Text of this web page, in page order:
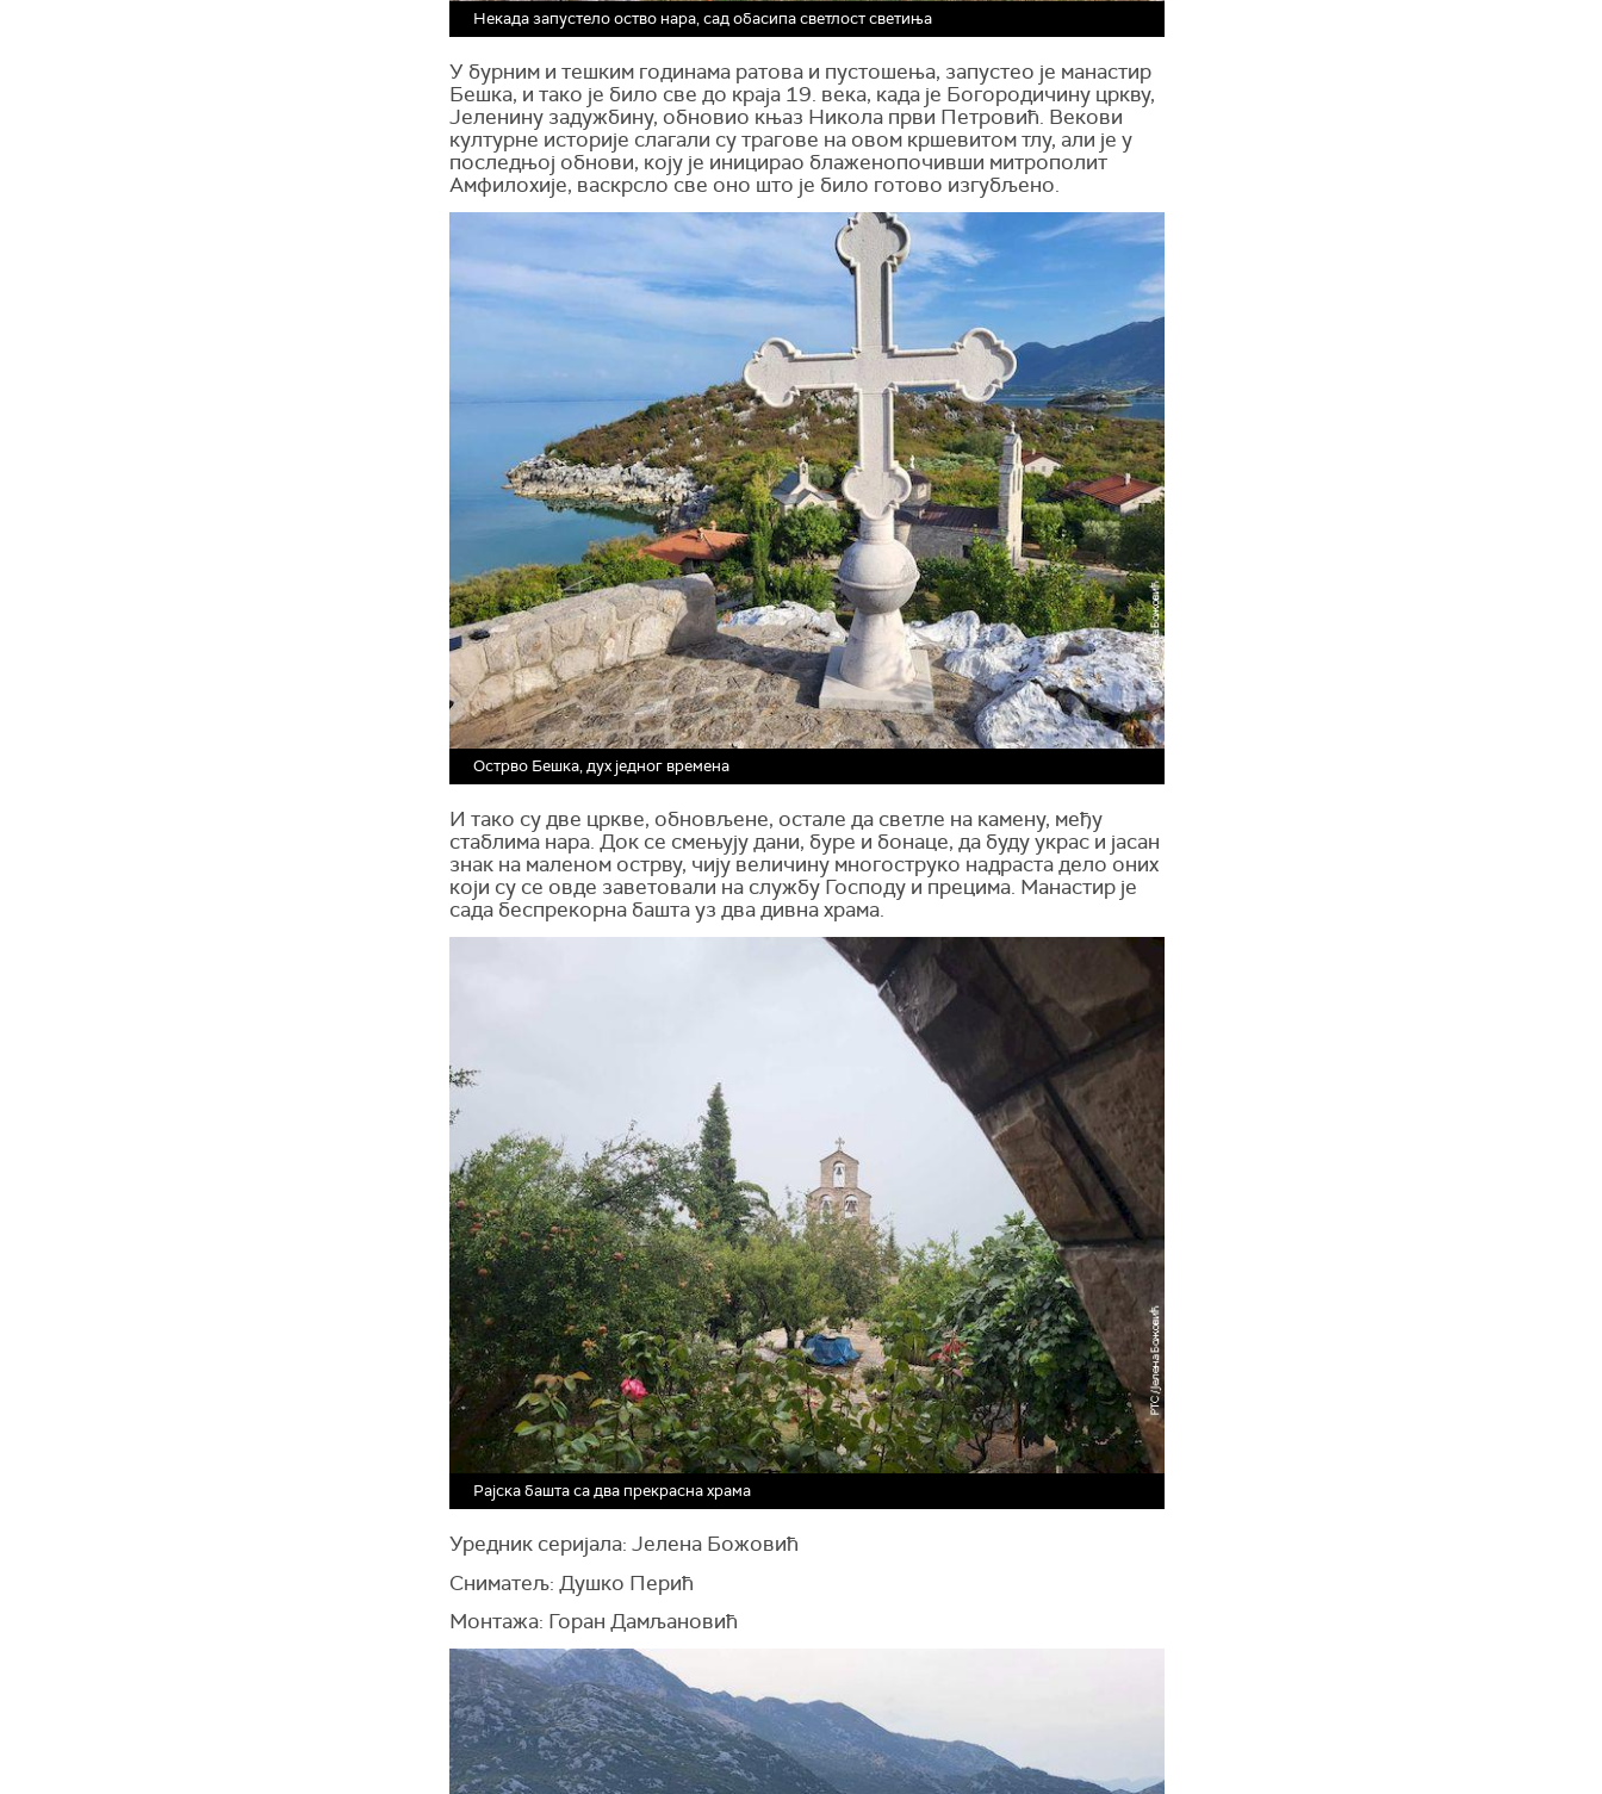
Некада запустело оство нара, сад обасипа светлост светиња
У бурним и тешким годинама ратова и пустошења, запустео је манастир
Бешка, и тако је било све до краја 19. века, када је Богородичину цркву,
Јеленину задужбину, обновио књаз Никола први Петровић. Векови
културне историје слагали су трагове на овом кршевитом тлу, али је у
последњој обнови, коју је иницирао блаженопочивши митрополит
Амфилохије, васкрсло све оно што је било готово изгубљено.
Острво Бешка, дух једног времена
И тако су две цркве, обновљене, остале да светле на камену, међу
стаблима нара. Док се смењују дани, буре и бонаце, да буду украс и јасан
знак на маленом острву, чију величину многоструко надраста дело оних
који су се овде заветовали на службу Господу и прецима. Манастир је
сада беспрекорна башта уз два дивна храма.
Рајска башта са два прекрасна храма
Уредник серијала: Јелена Божовић
Сниматељ: Душко Перић
Монтажа: Горан Дамљановић